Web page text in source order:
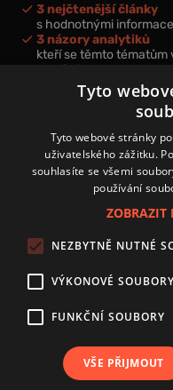
3 nejčtenější články
s hodnotnými
3 názory analytiků
kteří se těmto tématům
nová videa a podcasty
k prohloubení vašich
Přihlášením k newsletteru
zpracování osobních údajů.
Zásady používání souborů
Autoři
Nastavení cookies
Tyto
Tyto webové stránky
uživatelského zážitku.
souhlasíte se všemi
používání
ZOBRAZIT
NEZBYTNĚ NUTNÉ
VÝKONOVÉ SOUBORY
FUNKČNÍ SOUBORY
VŠE PŘIJMOUT